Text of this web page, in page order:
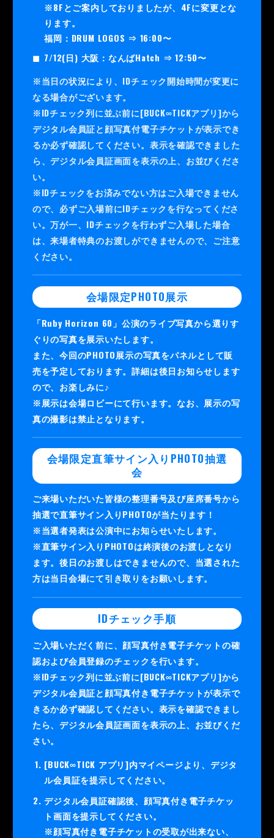
※8Fとご案内しておりましたが、4Fに変更とな
ります。
福岡： DRUM LOGOS ⇒ 16:00〜
7/12(日) 大阪： なんばHatch ⇒ 12:50〜
※当日の状況により、IDチェック開始時間が変更に
なる場合がございます。
※IDチェック列に並ぶ前に[BUCK∞TICKアプリ]から
デジタル会員証と顔写真付電子チケットが表示でき
るか必ず確認してください。表示を確認できました
ら、デジタル会員証画面を表示の上、お並びくださ
い。
※IDチェックをお済みでない方はご入場できません
ので、必ずご入場前にIDチェックを行なってくださ
い。万が一、IDチェックを行わずご入場した場合
は、来場者特典のお渡しができませんので、ご注意
ください。
会場限定PHOTO展示
「Ruby Horizon 60」公演のライブ写真から選りす
ぐりの写真を展示いたします。
また、今回のPHOTO展示の写真をパネルとして販
売を予定しております。詳細は後日お知らせします
ので、お楽しみに♪
※展示は会場ロビーにて行います。なお、展示の写
真の撮影は禁止となります。
会場限定直筆サイン入りPHOTO抽選
会
ご来場いただいた皆様の整理番号及び座席番号から
抽選で直筆サイン入りPHOTOが当たります！
※当選者発表は公演中にお知らせいたします。
※直筆サイン入りPHOTOは終演後のお渡しとなり
ます。後日のお渡しはできませんので、当選された
方は当日会場にて引き取りをお願いします。
IDチェック手順
ご入場いただく前に、顔写真付き電子チケットの確
認および会員登録のチェックを行います。
※IDチェック列に並ぶ前に[BUCK∞TICKアプリ]から
デジタル会員証と顔写真付き電子チケットが表示で
きるか必ず確認してください。表示を確認できまし
たら、デジタル会員証画面を表示の上、お並びくだ
さい。
[BUCK∞TICK アプリ]内マイページより、デジタ
ル会員証を提示してください。
デジタル会員証確認後、顔写真付き電子チケッ
ト画面を提示してください。
※顔写真付き電子チケットの受取が出来ない、